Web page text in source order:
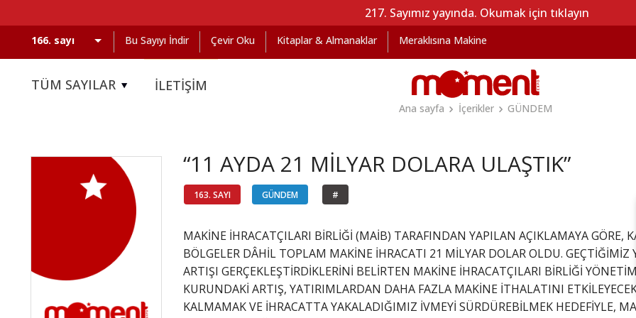
217. Sayımız yayında. Okumak için tıklayın
Bu Sayıyı İndir Çevir Oku Kitaplar & Almanaklar Meraklısına Makine
TÜM SAYILAR İLETİŞİM
Ana sayfa
İçerikler GÜNDEM
“11 AYDA 21 MİLYAR DOLARA ULAŞTIK”
163. SAYI GÜNDEM #
MAKİNE İHRACATÇILARI BİRLİĞİ (MAİB) TARAFINDAN YAPILAN AÇIKLAMAYA GÖRE,
BÖLGELER DÂHİL TOPLAM MAKİNE İHRACATI 21 MİLYAR DOLAR OLDU. GEÇTİĞİMİZ
ARTIŞI GERÇEKLEŞTİRDİKLERİNİ BELİRTEN MAKİNE İHRACATÇILARI BİRLİĞİ
KURUNDAKİ ARTIŞ, YATIRIMLARDAN DAHA FAZLA MAKİNE İTHALATINI
KALMAMAK VE İHRACATTA YAKALADIĞIMIZ İVMEYİ SÜRDÜREBİLMEK HEDEFİYLE,